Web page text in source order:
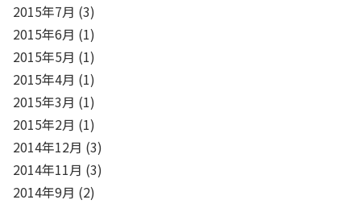
2015年7月 (3)
2015年6月 (1)
2015年5月 (1)
2015年4月 (1)
2015年3月 (1)
2015年2月 (1)
2014年12月 (3)
2014年11月 (3)
2014年9月 (2)